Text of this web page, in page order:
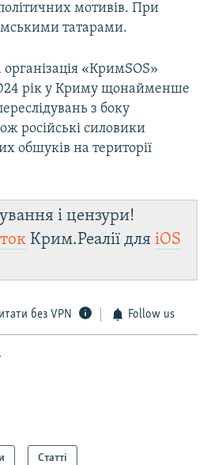
мотивів. При
татарами.
«КримSOS»
рік у Криму щонайменше
з боку
російські силовики
обшуків на території
і цензури!
Крим.Реалії для iOS
без VPN Follow us
Статті